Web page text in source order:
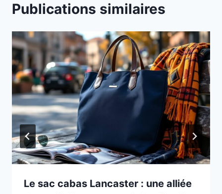
Publications similaires
Le sac cabas Lancaster : une alliée